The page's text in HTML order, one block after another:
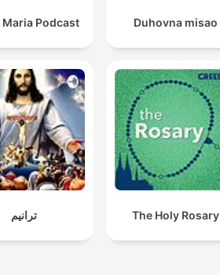
Maria Podcast Duhovna misao
ترانيم The Holy Rosary